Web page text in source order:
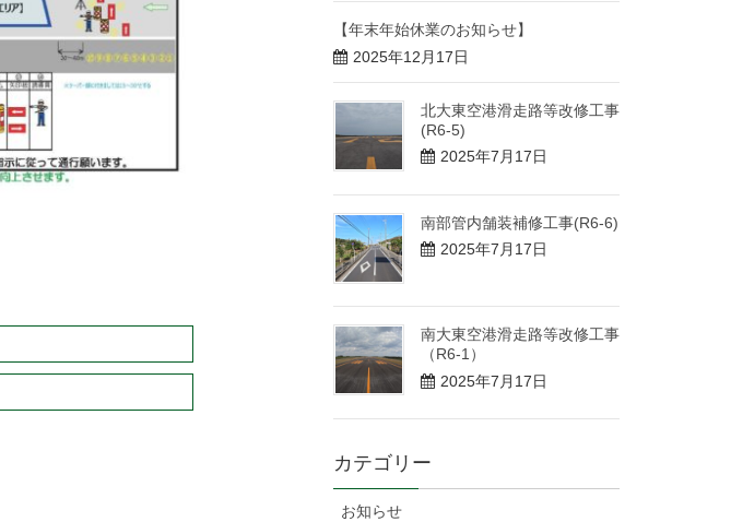
【年末年始休業のお知らせ】
2025年12月17日
北大東空港滑走路等改修工事
(R6-5)
2025年7月17日
南部管内舗装補修工事(R6-6)
2025年7月17日
南大東空港滑走路等改修工事
（R6-1）
2025年7月17日
カテゴリー
お知らせ